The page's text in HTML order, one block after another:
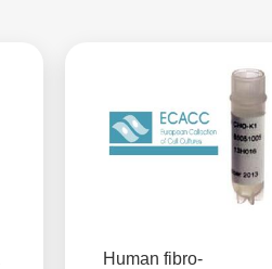
Human fibro-